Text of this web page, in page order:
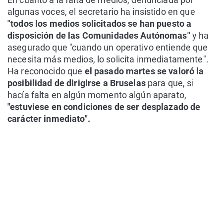
algunas voces, el secretario ha insistido en que
"todos los medios solicitados se han puesto a
disposición de las Comunidades Autónomas"y ha
asegurado que "cuando un operativo entiende que
necesita más medios, lo solicita inmediatamente".
Ha reconocido que el pasado martes se valoró la
posibilidad de dirigirse a Bruselaspara que, si
hacía falta en algún momento algún aparato,
"estuviese en condiciones de ser desplazado de
carácter inmediato".